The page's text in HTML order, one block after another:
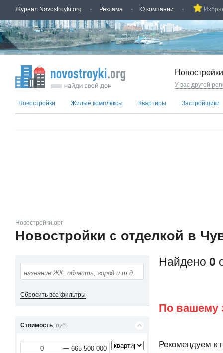
Журнал Novostroyki.org Реклама О компании
У вас другой
Новостройки Жилые комплексы Квартиры Застройщики
Новостройки.орг
Новостройки с отделкой в
Сбросить все фильтры
Стоимость, руб.
Найдено 0
По вашему
Рекомендуем к